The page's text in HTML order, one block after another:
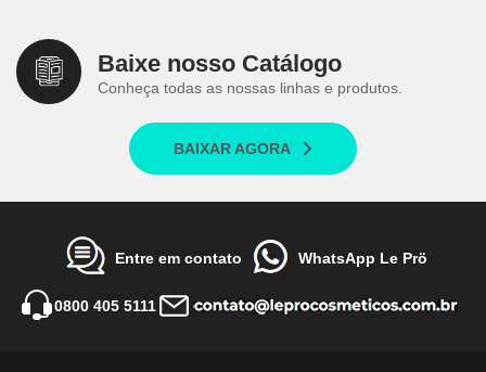
Baixe nosso Catálogo
Conheça todas as nossas linhas e produtos.
BAIXAR AGORA
Entre em contato WhatsApp Le Prö
0800 405 5111